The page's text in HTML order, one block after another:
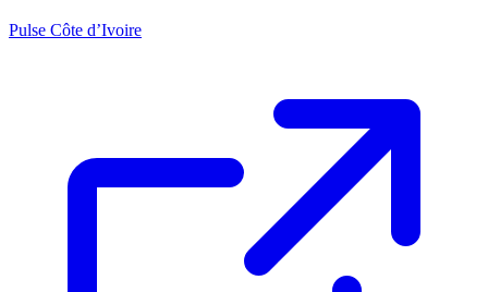
Pulse Côte d’Ivoire